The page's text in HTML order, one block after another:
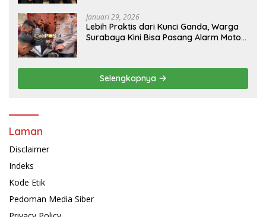
Januari 29, 2026
Lebih Praktis dari Kunci Ganda, Warga
Surabaya Kini Bisa Pasang Alarm Motor
Selengkapnya
Laman
Disclaimer
Indeks
Kode Etik
Pedoman Media Siber